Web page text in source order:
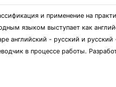
и применение на
языком выступает как
английский - русский и
в процессе работы.